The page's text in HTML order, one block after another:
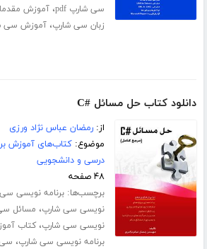
سی شارپ pdf
،آموزش
زبان سی شارپ،آموزش سی
دانلود کتاب حل مسائل #C
از:رمضان عباس نژاد ورزی
موضوع:کتاب‌های آموزش
درسی و دانشجویی
۴۸ صفحه
برچسب‌ها:برنامه نویسی
نویسی سی شارپ، مسائل
نویسی سی شارپ،کتاب
برنامه نویسی سی شارپ،